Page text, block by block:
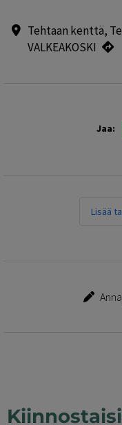
Tehtaan kenttä,
VALKEAKOSKI
Jaa:
Lisää